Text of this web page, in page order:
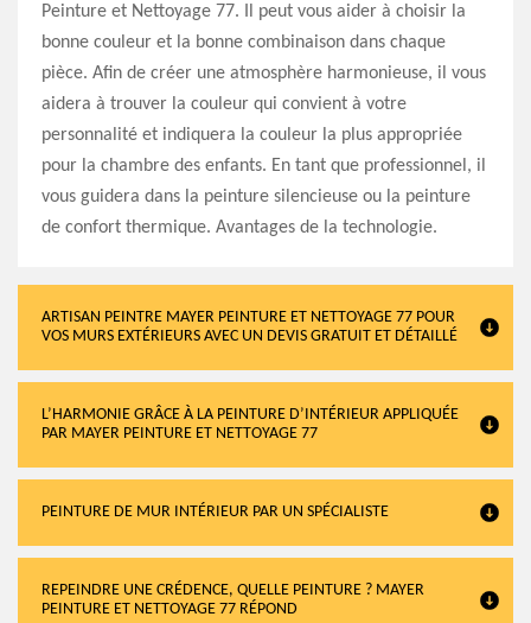
Peinture et Nettoyage 77. Il peut vous aider à choisir la
bonne couleur et la bonne combinaison dans chaque
pièce. Afin de créer une atmosphère harmonieuse, il vous
aidera à trouver la couleur qui convient à votre
personnalité et indiquera la couleur la plus appropriée
pour la chambre des enfants. En tant que professionnel, il
vous guidera dans la peinture silencieuse ou la peinture
de confort thermique. Avantages de la technologie.
ARTISAN PEINTRE MAYER PEINTURE ET NETTOYAGE 77 POUR
VOS MURS EXTÉRIEURS AVEC UN DEVIS GRATUIT ET DÉTAILLÉ
L’HARMONIE GRÂCE À LA PEINTURE D’INTÉRIEUR APPLIQUÉE
PAR MAYER PEINTURE ET NETTOYAGE 77
PEINTURE DE MUR INTÉRIEUR PAR UN SPÉCIALISTE
REPEINDRE UNE CRÉDENCE, QUELLE PEINTURE ? MAYER
PEINTURE ET NETTOYAGE 77 RÉPOND